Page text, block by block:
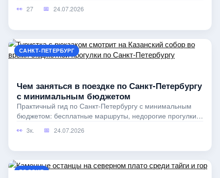
27 24.07.2026
САНКТ-ПЕТЕРБУРГ
Чем заняться в поездке по Санкт-Петербургу
с минимальным бюджетом
3к. 24.07.2026
Практичный гид по Санкт-Петербургу с минимальным
бюджетом: бесплатные маршруты, недорогие прогулки,
РОССИЯ